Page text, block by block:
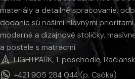
materiály a detailné spracovanie,
dodanie sú našimi hlavnými
moderné a dizajnové stoličky,
a postele s matracmi.
LIGHTPARK, 1. poschodie,
+421 905 284 044 (p. Csóka)